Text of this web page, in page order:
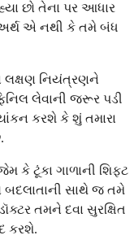
છો તેના પર આધાર
એ નથી કે તમે બંધ
લક્ષણ નિયંત્રણને
લેવાની જરૂર પડી
કરશે કે શું તમારા
કે ટૂંકા ગાળાની શિફ્ટ
બદલાતાની સાથે જ તમે
તમને દવા સુરક્ષિત
કરશે.